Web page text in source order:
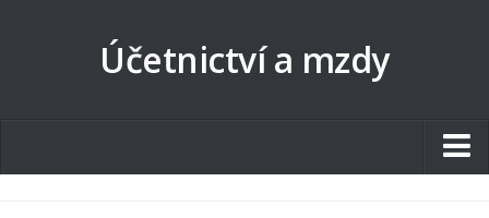
Účetnictví a mzdy